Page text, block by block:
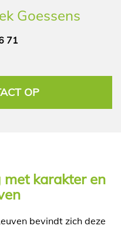
Goessens
71
OP
karakter en
bevindt zich deze